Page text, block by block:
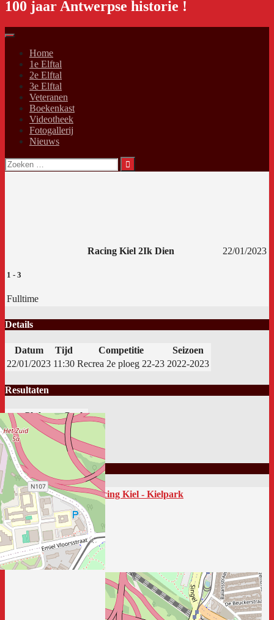
100 jaar Antwerpse historie !
Home
1e Elftal
2e Elftal
3e Elftal
Veteranen
Boekenkast
Videotheek
Fotogallerij
Nieuws
Zoeken
naar:
Racing Kiel 2Ik Dien 22/01/2023
1 - 3
Fulltime
Details
Datum Tijd Competitie
Seizoen
22/01/2023 11:30 Recrea 2e ploeg 22-23 2022-2023
Resultaten
Club
Goals
Racing Kiel 2 1
Ik Dien
3
Locatie
Racing Kiel - Kielpark